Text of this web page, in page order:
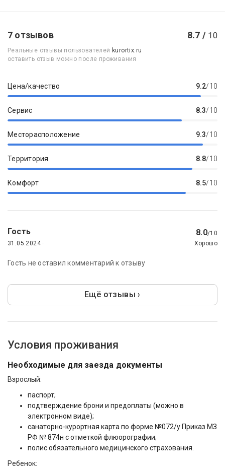
7 отзывов 8.7 / 10
Реальные отзывы пользователей kurortix.ru
оставить отзыв можно после проживания
Цена/качество 9.2/10
Сервис 8.3/10
Месторасположение 9.3/10
Территория 8.8/10
Комфорт 8.5/10
Гость 8.0/10
31.05.2024 ·
Хорошо
Гость не оставил комментарий к отзыву
Ещё отзывы ›
Условия проживания
Необходимые для заезда документы
Взрослый:
паспорт;
подтверждение брони и предоплаты (можно в
электронном виде);
санаторно-курортная карта по форме №072/у Приказ МЗ
РФ № 874н с отметкой флюорографии;
полис обязательного медицинского страхования.
Ребенок: